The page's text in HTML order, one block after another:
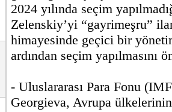
2024 yılında seçim
Zelenskiy’yi “gayrimeşru”
himayesinde geçici bir
ardından seçim yapılmasını
- Uluslararası Para Fonu
Georgieva, Avrupa